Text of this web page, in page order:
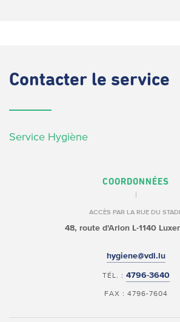
Contacter le service
Service Hygiène
COORDONNÉES
ACCÈS PAR LA RUE DU
48, route d'Arlon L-1140
hygiene@vdl.lu
TÉL. : 4796-3640
FAX : 4796-7604